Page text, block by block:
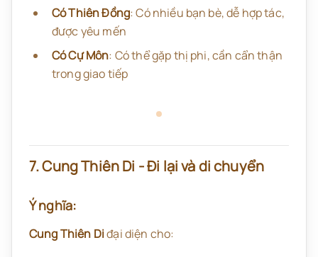
Có Thiên Đồng: Có nhiều bạn bè, dễ hợp tác,
được yêu mến
Có Cự Môn: Có thể gặp thị phi, cần cẩn thận
trong giao tiếp
7. Cung Thiên Di - Đi lại và di chuyển
Ý nghĩa:
Cung Thiên Diđại diện cho: